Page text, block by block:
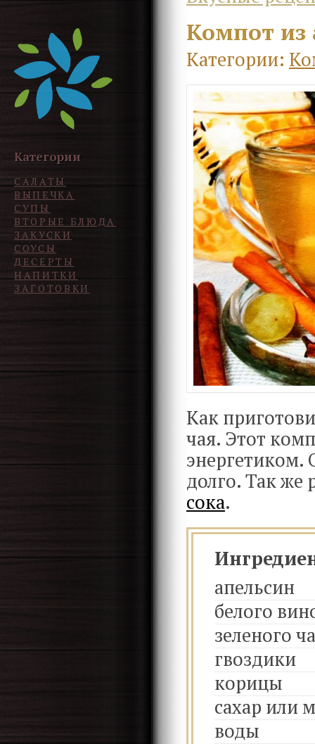
Категории
САЛАТЫ
ВЫПЕЧКА
СУПЫ
ВТОРЫЕ БЛЮДА
ЗАКУСКИ
СОУСЫ
ДЕСЕРТЫ
НАПИТКИ
ЗАГОТОВКИ
Компот из
Категории:
Как
чая. Этот
энергетиком.
долго. Так
сока.
апельсин
белого
зеленого
гвоздики
корицы
сахар или
воды